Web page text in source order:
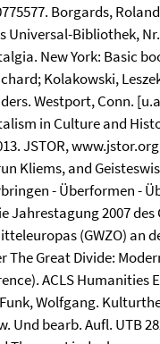
Borgards,
Universal-Bibliothek,
New York: Basic
Kolakowski,
Westport, Conn.
in Culture and
JSTOR,
Kliems, and
- Überformen -
Jahrestagung 2007
(GWZO) an
The Great Divide:
ACLS Humanities
Funk, Wolfgang.
Und bearb. Aufl. UTB